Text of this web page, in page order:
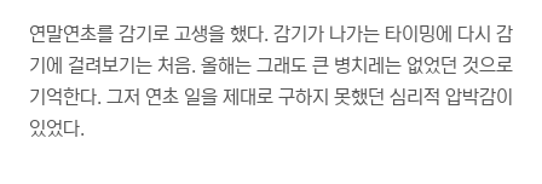
연말연초를 감기로 고생을 했다. 감기가 나가는 타이밍에 다시 감
기에 걸려보기는 처음. 올해는 그래도 큰 병치레는 없었던 것으로
기억한다. 그저 연초 일을 제대로 구하지 못했던 심리적 압박감이
있었다.